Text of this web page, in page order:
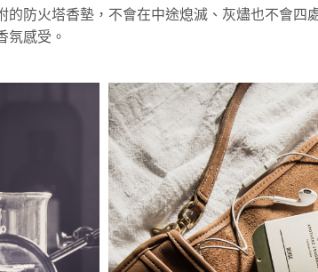
防火塔香墊，不會在中途熄滅、灰燼也不會四
氛感受。